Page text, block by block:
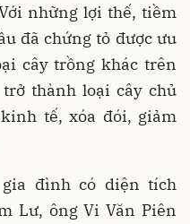
những lợi thế, tiềm
đã chứng tỏ được ưu
cây trồng khác trên
thành loại cây chủ
tế, xóa đói, giảm
đình có diện tích
Lư, ông Vi Văn Piên